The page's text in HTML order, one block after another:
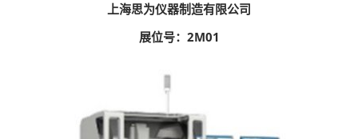
上海思为仪器制造有限公司
展位号：2M01